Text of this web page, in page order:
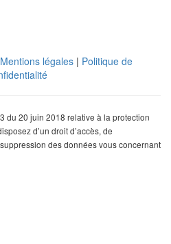
Mentions légales | Politique de
du 20 juin 2018 relative à la protection
d’un droit d’accès, de
des données vous concernant